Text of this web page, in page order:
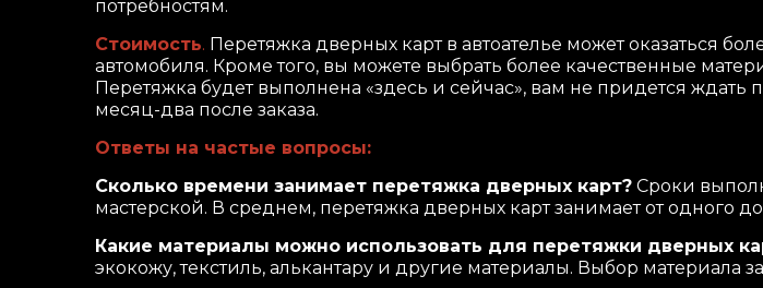
потребностям.
Стоимость. Перетяжка дверных карт в автоателье может оказаться
автомобиля. Кроме того, вы можете выбрать более качественные
Перетяжка будет выполнена «здесь и сейчас», вам не придется
месяц-два после заказа.
Ответы на частые вопросы:
Сколько времени занимает перетяжка дверных карт? Сроки
мастерской. В среднем, перетяжка дверных карт занимает от одного
Какие материалы можно использовать для перетяжки дверных
экокожу, текстиль, алькантару и другие материалы. Выбор материала